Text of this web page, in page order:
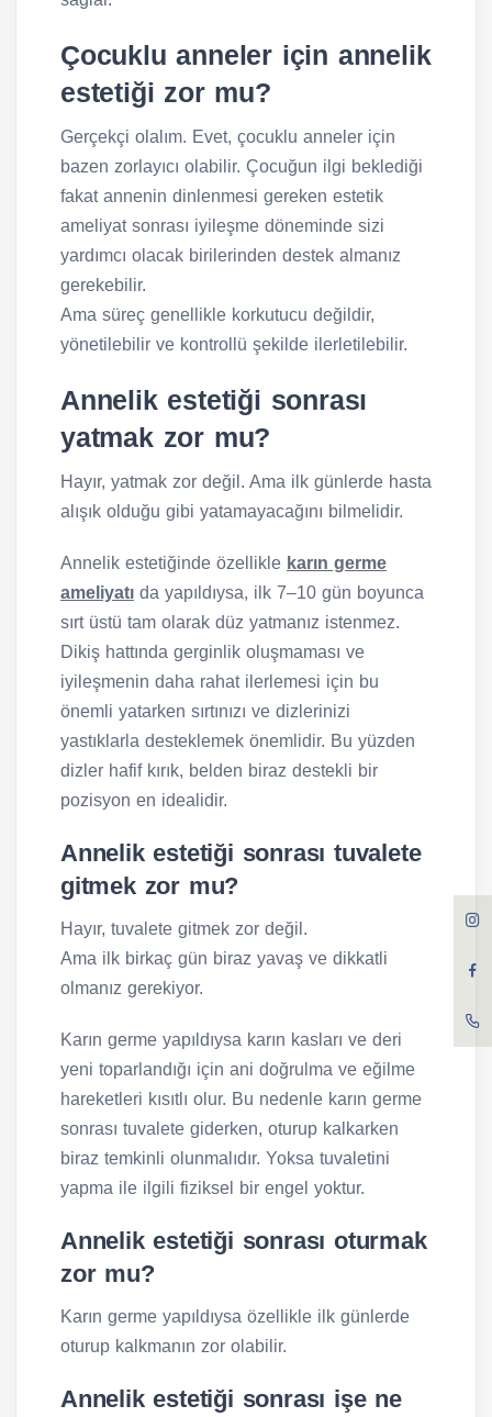
Çocuklu anneler için annelik
estetiği zor mu?
Gerçekçi olalım. Evet, çocuklu anneler için
bazen zorlayıcı olabilir. Çocuğun ilgi beklediği
fakat annenin dinlenmesi gereken estetik
ameliyat sonrası iyileşme döneminde sizi
yardımcı olacak birilerinden destek almanız
gerekebilir.
Ama süreç genellikle korkutucu değildir,
yönetilebilir ve kontrollü şekilde ilerletilebilir.
Annelik estetiği sonrası
yatmak zor mu?
Hayır, yatmak zor değil. Ama ilk günlerde hasta
alışık olduğu gibi yatamayacağını bilmelidir.
Annelik estetiğinde özellikle karın germe
ameliyatı da yapıldıysa, ilk 7–10 gün boyunca
sırt üstü tam olarak düz yatmanız istenmez.
Dikiş hattında gerginlik oluşmaması ve
iyileşmenin daha rahat ilerlemesi için bu
önemli yatarken sırtınızı ve dizlerinizi
yastıklarla desteklemek önemlidir. Bu yüzden
dizler hafif kırık, belden biraz destekli bir
pozisyon en idealidir.
Annelik estetiği sonrası tuvalete
gitmek zor mu?
Hayır, tuvalete gitmek zor değil.
Ama ilk birkaç gün biraz yavaş ve dikkatli
olmanız gerekiyor.
Karın germe yapıldıysa karın kasları ve deri
yeni toparlandığı için ani doğrulma ve eğilme
hareketleri kısıtlı olur. Bu nedenle karın germe
sonrası tuvalete giderken, oturup kalkarken
biraz temkinli olunmalıdır. Yoksa tuvaletini
yapma ile ilgili fiziksel bir engel yoktur.
Annelik estetiği sonrası oturmak
zor mu?
Karın germe yapıldıysa özellikle ilk günlerde
oturup kalkmanın zor olabilir.
Annelik estetiği sonrası işe ne